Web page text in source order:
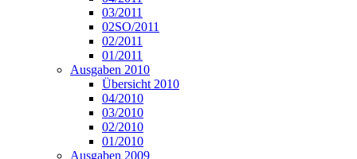
03/2011
02SO/2011
02/2011
01/2011
Ausgaben 2010
Übersicht 2010
04/2010
03/2010
02/2010
01/2010
Ausgaben 2009